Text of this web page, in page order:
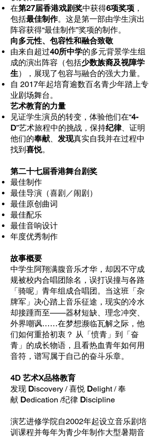
在第27届香港戏剧奖中获得6项奖项 ，
包括最佳制作。这是第一部由学生演出
阵容获得“最佳制作”奖项的制作。
向多元性、包容性和融合致敬
由来自超过40所中学的多元背景学生组
成的演出阵容（包括少数族裔及视障学
生），展现了包容与融合的强大力量。
自 2017年起培育逾数百名青少年踏上专
业剧场舞台。
艺术教育的力量
见证学生演员的转变，体验他们在“4-
D”艺术旅程中的挑战，保持纪律、证明
他们的奉献、 发现真实自我并在过程中
找到喜悦。
第二十七届香港舞台剧奖
最佳制作
最佳导演（喜剧／闹剧）
最佳原创曲词
最佳配乐
最佳音响设计
年度优秀制作
故事概要
中学生阿翔满腹音乐才华，却因不守成
规被校内合唱团除名，误打误撞与各路
「骑呢」青年组成合唱团。当这班「杂
牌军」决心踏上音乐征途，现实的冷水
却接踵而至——器材短缺、理念冲突、
外界嘲讽……在梦想濒临瓦解之际，他
们如何重拾初衷？ 从「愤青」到「奋
青」的成长物语，且看热血青年如何用
音符，谱写属于自己的奋斗乐章。
4D 艺术X品格教育
发现 Discovery / 喜悦 Delight / 奉
献 Dedication /纪律 Discipline
演艺进修学院自2002年起设立音乐剧培
训课程并每年为青少年制作大型暑期音